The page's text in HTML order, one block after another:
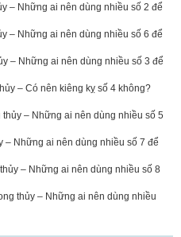
– Những ai nên dùng nhiều số 2 để
– Những ai nên dùng nhiều số 6 để
– Những ai nên dùng nhiều số 3 để
– Có nên kiêng kỵ số 4 không?
– Những ai nên dùng nhiều số 5
– Những ai nên dùng nhiều số 7 để
– Những ai nên dùng nhiều số 8
thủy – Những ai nên dùng nhiều